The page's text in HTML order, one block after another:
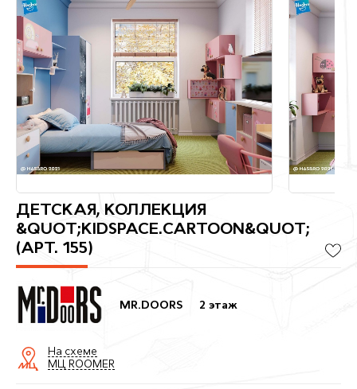
ДЕТСКАЯ, КОЛЛЕКЦИЯ
&QUOT;KIDSPACE.CARTOON&QUOT;
(АРТ. 155)
MR.DOORS 2 этаж
На схеме
МЦ ROOMER